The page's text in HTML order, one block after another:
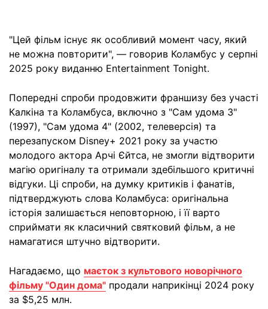
"Цей фільм існує як особливий момент часу, який
не можна повторити", — говорив Коламбус у серпні
2025 року виданню Entertainment Tonight.
Попередні спроби продовжити франшизу без участі
Калкіна та Коламбуса, включно з "Сам удома 3"
(1997), "Сам удома 4" (2002, телеверсія) та
перезапуском Disney+ 2021 року за участю
молодого актора Арчі Єйтса, не змогли відтворити
магію оригіналу та отримали здебільшого критичні
відгуки. Ці спроби, на думку критиків і фанатів,
підтверджують слова Коламбуса: оригінальна
історія залишається неповторною, і її варто
сприймати як класичний святковий фільм, а не
намагатися штучно відтворити.
Нагадаємо, що маєток з культового новорічного
фільму "Один дома" продали наприкінці 2024 року
за $5,25 млн.